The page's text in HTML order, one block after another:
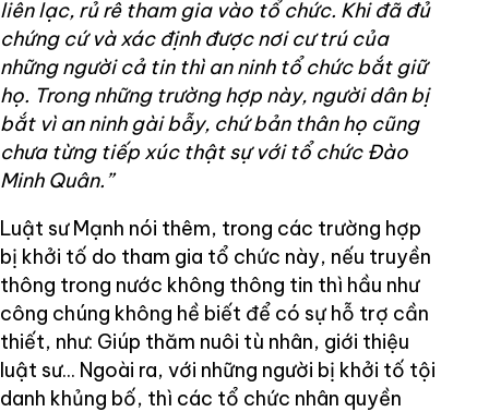
liên lạc, rủ rê tham gia vào tổ chức. Khi đã đủ
chứng cứ và xác định được nơi cư trú của
những người cả tin thì an ninh tổ chức bắt giữ
họ. Trong những trường hợp này, người dân bị
bắt vì an ninh gài bẫy, chứ bản thân họ cũng
chưa từng tiếp xúc thật sự với tổ chức Đào
Minh Quân.”
Luật sư Mạnh nói thêm, trong các trường hợp
bị khởi tố do tham gia tổ chức này, nếu truyền
thông trong nước không thông tin thì hầu như
công chúng không hề biết để có sự hỗ trợ cần
thiết, như: Giúp thăm nuôi tù nhân, giới thiệu
luật sư... Ngoài ra, với những người bị khởi tố tội
danh khủng bố, thì các tổ chức nhân quyền